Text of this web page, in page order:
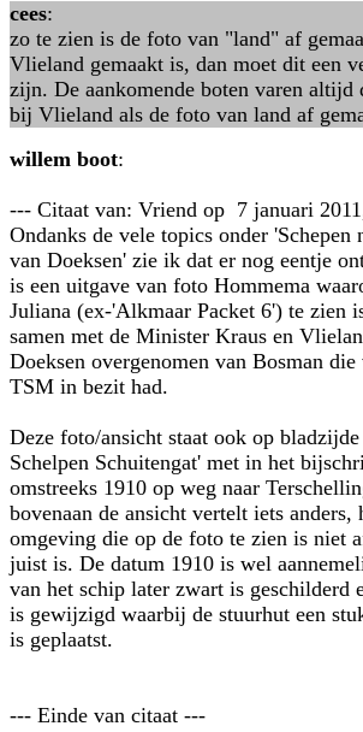
cees:
zo te zien is de foto van "land" af
Vlieland gemaakt is, dan moet dit een
zijn. De aankomende boten varen altijd
bij Vlieland als de foto van land af
willem boot:
--- Citaat van: Vriend op 7 januari
Ondanks de vele topics onder 'Schepen
van Doeksen' zie ik dat er nog eentje
is een uitgave van foto Hommema
Juliana (ex-'Alkmaar Packet 6') te zien
samen met de Minister Kraus en
Doeksen overgenomen van Bosman
TSM in bezit had.
Deze foto/ansicht staat ook op
Schelpen Schuitengat' met in het
omstreeks 1910 op weg naar
bovenaan de ansicht vertelt iets anders,
omgeving die op de foto te zien is niet
juist is. De datum 1910 is wel
van het schip later zwart is geschilderd
is gewijzigd waarbij de stuurhut een
is geplaatst.
--- Einde van citaat ---